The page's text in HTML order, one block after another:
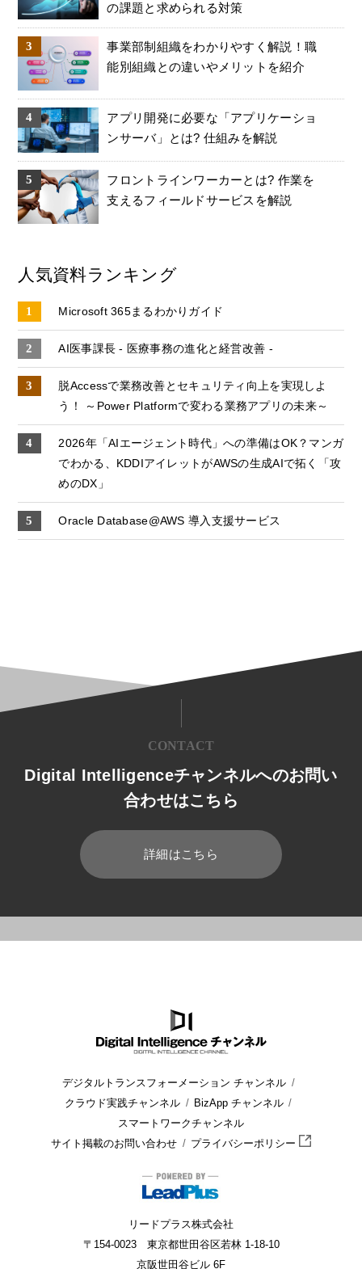
の課題と求められる対策
事業部制組織をわかりやすく解説！職
能別組織との違いやメリットを紹介
アプリ開発に必要な「アプリケーショ
ンサーバ」とは? 仕組みを解説
フロントラインワーカーとは? 作業を
支えるフィールドサービスを解説
人気資料ランキング
Microsoft 365まるわかりガイド
AI医事課長 - 医療事務の進化と経営改善 -
脱Accessで業務改善とセキュリティ向上を実現しよ
う！ ～Power Platformで変わる業務アプリの未来～
2026年「AIエージェント時代」への準備はOK？マンガ
でわかる、KDDIアイレットがAWSの生成AIで拓く「攻
めのDX」
Oracle Database@AWS 導入支援サービス
CONTACT
Digital Intelligenceチャンネルへのお問い
合わせはこちら
詳細はこちら
デジタルトランスフォーメーション チャンネル
クラウド実践チャンネル
BizApp チャンネル
スマートワークチャンネル
サイト掲載のお問い合わせ
プライバシーポリシー
リードプラス株式会社
〒154-0023 東京都世田谷区若林 1-18-10
京阪世田谷ビル 6F